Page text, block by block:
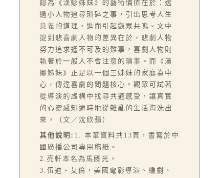
認為《漢娜姊妹》的藝術價值在於：透
過小人物追尋瑣碎之事，引出思考人生
意義的道理，進而引起觀眾共鳴。文中
提到悲喜劇人物的差異在於，悲劇人物
努力追求遙不可及的難事，喜劇人物則
執著於一般人不會注意的瑣事。而《漢
娜姊妹》正是以一個三姊妹的家庭為中
心，傳達喜劇的問題核心。觀眾可試著
從導演的虛構中找尋共通感受，讓真實
的心靈感知適時地從雜亂的生活淘洗出
來。（文／沈欣蘋）
其他說明: 1. 本筆資料共13頁，書寫於中
國廣播公司專用稿紙。
2.亮軒本名為馬國光。
3.伍迪‧艾倫，美國電影導演、編劇、